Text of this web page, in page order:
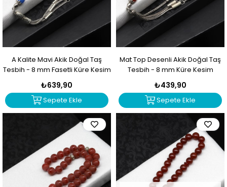
A Kalite Mavi Akik Doğal Taş
Tesbih - 8 mm Fasetli Küre Kesim
₺639,90
Sepete Ekle
Mat Top Desenli Akik Doğal Taş
Tesbih - 8 mm Küre Kesim
₺439,90
Sepete Ekle